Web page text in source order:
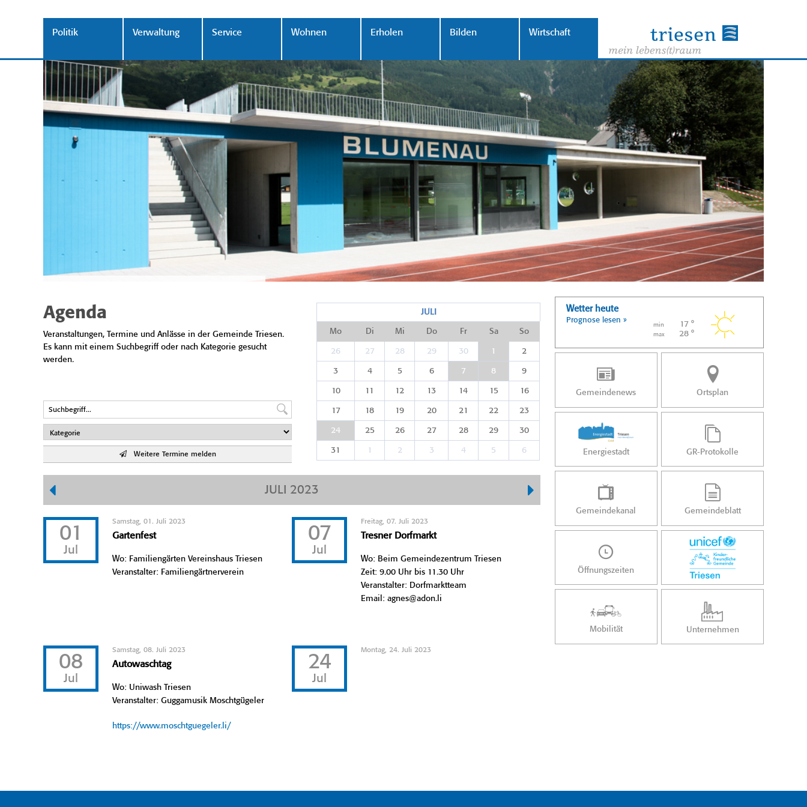
Politik Verwaltung Service Wohnen Erholen Bilden Wirtschaft
Agenda
Veranstaltungen, Termine und Anlässe in der Gemeinde Triesen.
Es kann mit einem Suchbegriff oder nach Kategorie gesucht
werden.
Weitere Termine melden
JULI
Mo Di Mi Do Fr Sa So
26 27 28 29 30 1 2
3 4 5 6 7 8 9
10 11 12 13 14 15 16
17 18 19 20 21 22 23
24 25 26 27 28 29 30
31 1 2 3 4 5 6
JULI 2023
01
Jul
Samstag, 01. Juli 2023
Gartenfest
Wo: Familiengärten Vereinshaus Triesen
Veranstalter: Familiengärtnerverein
07
Jul
Freitag, 07. Juli 2023
Tresner Dorfmarkt
Wo: Beim Gemeindezentrum Triesen
Zeit: 9.00 Uhr bis 11.30 Uhr
Veranstalter: Dorfmarktteam
Email: agnes@adon.li
08
Jul
Samstag, 08. Juli 2023
Autowaschtag
Wo: Uniwash Triesen
Veranstalter: Guggamusik Moschtgügeler
https://www.moschtguegeler.li/
24
Jul
Montag, 24. Juli 2023
Wetter heute
Prognose lesen »
min 17 °
max 28 °
Gemeindenews Ortsplan
Energiestadt GR-Protokolle
Gemeindekanal Gemeindeblatt
Öffnungszeiten
Mobilität Unternehmen